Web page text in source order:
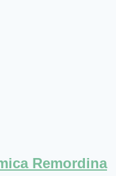
Remordina